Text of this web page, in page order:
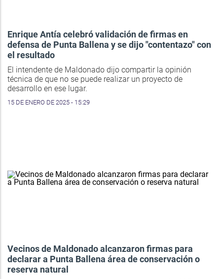
Enrique Antía celebró validación de firmas en
defensa de Punta Ballena y se dijo "contentazo" con
el resultado
El intendente de Maldonado dijo compartir la opinión
técnica de que no se puede realizar un proyecto de
desarrollo en ese lugar.
15 DE ENERO DE 2025 - 15:29
Vecinos de Maldonado alcanzaron firmas para
declarar a Punta Ballena área de conservación o
reserva natural